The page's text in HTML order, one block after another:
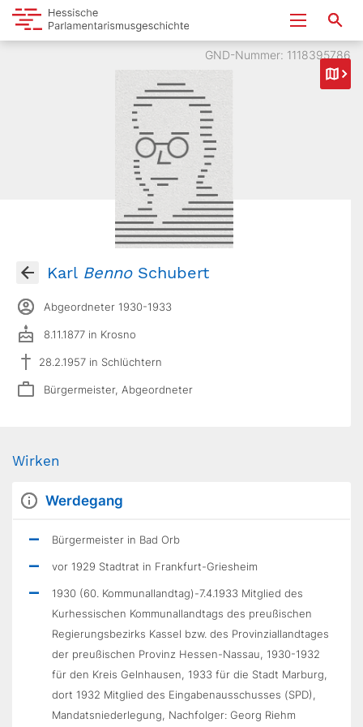
GND-Nummer: 1118395786
Karl BennoSchubert
Abgeordneter 1930-1933
8.11.1877 in Krosno
28.2.1957 in Schlüchtern
Bürgermeister, Abgeordneter
Wirken
Werdegang
Bürgermeister in Bad Orb
vor 1929 Stadtrat in Frankfurt-Griesheim
1930 (60. Kommunallandtag)-7.4.1933 Mitglied des
Kurhessischen Kommunallandtags des preußischen
Regierungsbezirks Kassel bzw. des Provinziallandtages
der preußischen Provinz Hessen-Nassau, 1930-1932
für den Kreis Gelnhausen, 1933 für die Stadt Marburg,
dort 1932 Mitglied des Eingabenausschusses (SPD),
Mandatsniederlegung, Nachfolger: Georg Riehm